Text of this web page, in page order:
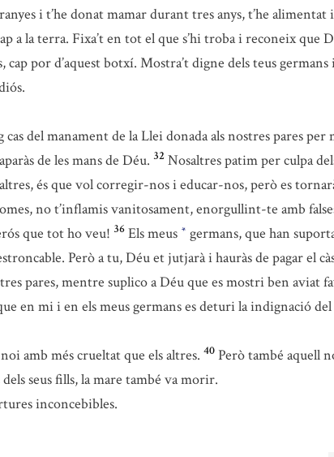
i t’he donat mamar durant tres anys, t’he alimentat
a la terra. Fixa’t en tot el que s’hi troba i reconeix que
cap por d’aquest botxí. Mostra’t digne dels teus
del manament de la Llei donada als nostres pares per
de les mans de Déu. 32 Nosaltres patim per culpa
és que vol corregir-nos i educar-nos, però es
no t’inflamis vanitosament, enorgullint-te amb
que tot ho veu! 36 Els meus * germans, que han
Però a tu, Déu et jutjarà i hauràs de pagar el
pares, mentre suplico a Déu que es mostri ben aviat
en mi i en els meus germans es deturi la indignació
amb més crueltat que els altres. 40 Però també aquell
seus fills, la mare també va morir.
inconcebibles.